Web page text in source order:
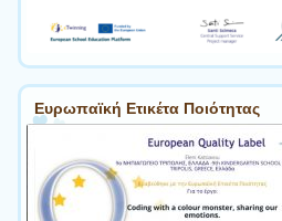
Ευρωπαϊκή Ετικέτα Ποιότητας